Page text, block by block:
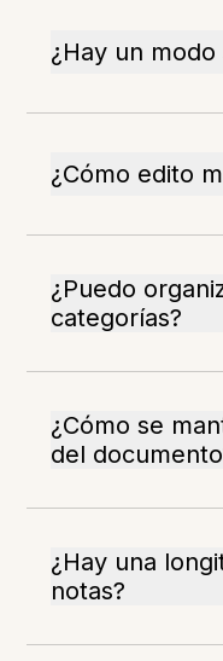
¿Hay un
¿Cómo edito
¿Puedo
categorías?
¿Cómo se
del
¿Hay una
notas?